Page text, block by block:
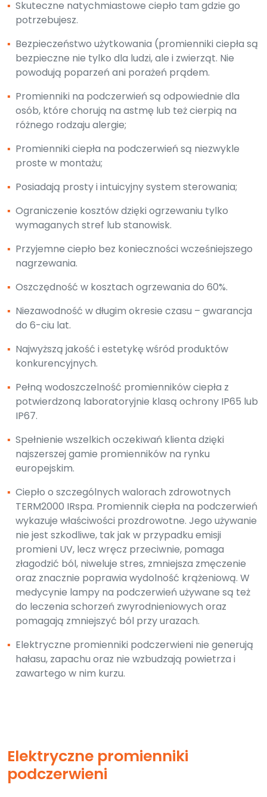
▪ Skuteczne natychmiastowe ciepło tam gdzie go
potrzebujesz.
▪ Bezpieczeństwo użytkowania (promienniki ciepła są
bezpieczne nie tylko dla ludzi, ale i zwierząt. Nie
powodują poparzeń ani porażeń prądem.
▪ Promienniki na podczerwień są odpowiednie dla
osób, które chorują na astmę lub też cierpią na
różnego rodzaju alergie;
▪ Promienniki ciepła na podczerwień są niezwykle
proste w montażu;
▪ Posiadają prosty i intuicyjny system sterowania;
▪ Ograniczenie kosztów dzięki ogrzewaniu tylko
wymaganych stref lub stanowisk.
▪ Przyjemne ciepło bez konieczności wcześniejszego
nagrzewania.
▪ Oszczędność w kosztach ogrzewania do 60%.
▪ Niezawodność w długim okresie czasu – gwarancja
do 6-ciu lat.
▪ Najwyższą jakość i estetykę wśród produktów
konkurencyjnych.
▪ Pełną wodoszczelność promienników ciepła z
potwierdzoną laboratoryjnie klasą ochrony IP65 lub
IP67.
▪ Spełnienie wszelkich oczekiwań klienta dzięki
najszerszej gamie promienników na rynku
europejskim.
▪ Ciepło o szczególnych walorach zdrowotnych
TERM2000 IRspa. Promiennik ciepła na podczerwień
wykazuje właściwości prozdrowotne. Jego używanie
nie jest szkodliwe, tak jak w przypadku emisji
promieni UV, lecz wręcz przeciwnie, pomaga
złagodzić ból, niweluje stres, zmniejsza zmęczenie
oraz znacznie poprawia wydolność krążeniową. W
medycynie lampy na podczerwień używane są też
do leczenia schorzeń zwyrodnieniowych oraz
pomagają zmniejszyć ból przy urazach.
▪ Elektryczne promienniki podczerwieni nie generują
hałasu, zapachu oraz nie wzbudzają powietrza i
zawartego w nim kurzu.
Elektryczne promienniki
podczerwieni